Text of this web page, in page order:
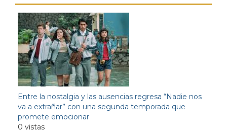
Entre la nostalgia y las ausencias regresa “Nadie nos
va a extrañar” con una segunda temporada que
promete emocionar
0 vistas